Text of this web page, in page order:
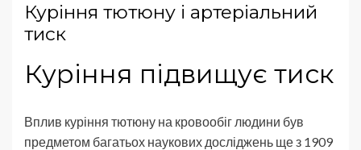
Куріння тютюну і артеріальний
тиск
Куріння підвищує тиск
Вплив куріння тютюну на кровообіг людини був
предметом багатьох наукових досліджень ще з 1909